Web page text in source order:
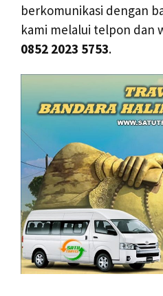
berkomunikasi dengan
kami melalui telpon dan
0852 2023 5753.